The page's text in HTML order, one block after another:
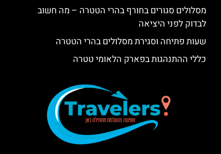
מסלולים סגורים בחורף בהרי הטטרה – מה חשוב
לבדוק לפני היציאה
שעות פתיחה וסגירת מסלולים בהרי הטטרה
כללי ההתנהגות בפארק הלאומי טטרה